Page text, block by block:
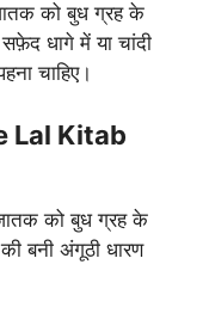
को बुध ग्रह के
धागे में या चांदी
चाहिए।
Lal Kitab
को बुध ग्रह के
बनी अंगूठी धारण